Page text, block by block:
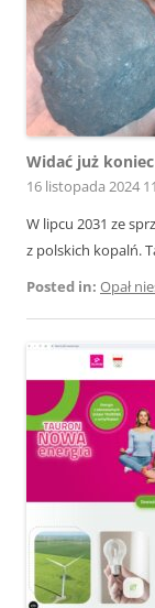
Widać już
16 listopada 2024
W lipcu 2031 ze
z polskich kopalń.
Posted in: Opał